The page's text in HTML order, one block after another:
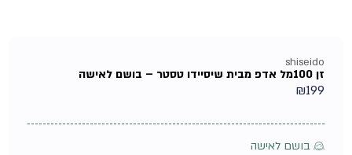
shiseido
זן 100מל אדפ מבית שיסיידו טסטר – בושם לאישה
₪199
♀ בושם לאישה